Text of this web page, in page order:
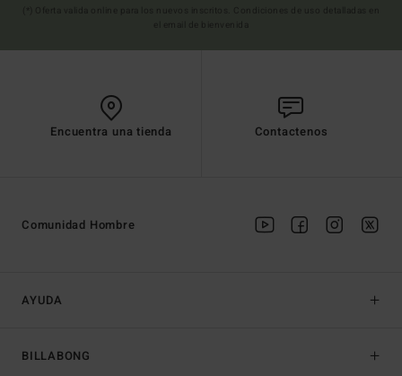
Encuentra una tienda Contactenos
AYUDA
BILLABONG
Comunidad Hombre